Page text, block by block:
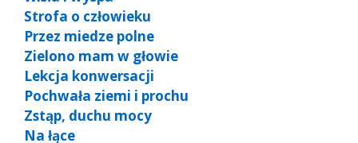
Strofa o człowieku
Przez miedze polne
Zielono mam w głowie
Lekcja konwersacji
Pochwała ziemi i prochu
Zstąp, duchu mocy
Na łące